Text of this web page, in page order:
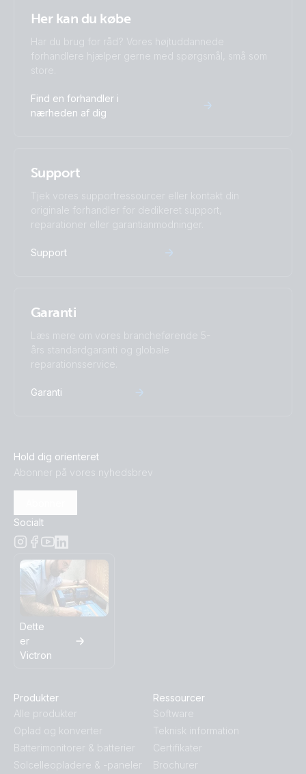
Lynx Power In (M8) (right)
Lynx Power In (M8) (top open1)
Her kan du købe
Har du brug for råd? Vores højtuddannede
forhandlere hjælper gerne med spørgsmål, små som
store.
Find en forhandler i
nærheden af dig
Support
Tjek vores supportressourcer eller kontakt din
originale forhandler for dedikeret support,
reparationer eller garantianmodninger.
Support
Garanti
Læs mere om vores brancheførende 5-
års standardgaranti og globale
reparationsservice.
Garanti
Hold dig orienteret
Abonner på vores nyhedsbrev
Socialt
Dette
er
Victron
Produkter
Alle produkter
Oplad og konverter
Batterimonitorer & batterier
Solcelleopladere & -paneler
Ressourcer
Software
Teknisk information
Certifikater
Brochurer